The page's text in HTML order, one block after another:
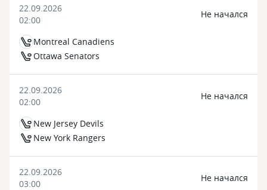
22.09.2026
02:00
Montreal Canadiens
Ottawa Senators
Не начался
22.09.2026
02:00
New Jersey Devils
New York Rangers
Не начался
22.09.2026
03:00
Не начался